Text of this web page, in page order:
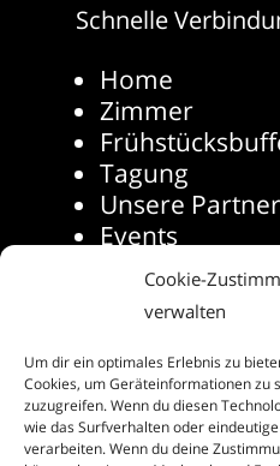
Cookie-
verwalten
Um dir ein optimales Erlebnis zu
Cookies, um Geräteinformationen zu
zuzugreifen. Wenn du diesen
wie das Surfverhalten oder
verarbeiten. Wenn du deine
Schnelle
Home
Zimmer
Tagung
Unsere Partner
Events
Die Rhön-
Folgen Sie uns